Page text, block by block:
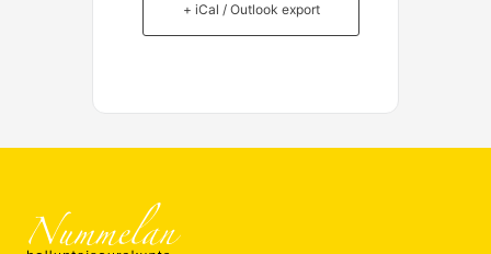
+ iCal / Outlook export